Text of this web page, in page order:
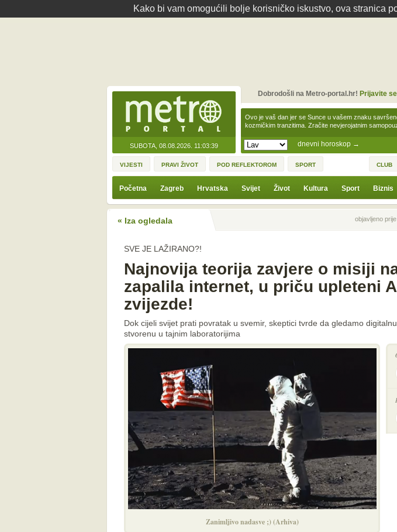
Kako bi vam omogućili bolje korisničko iskustvo, ova stranica
SUBOTA, 08.08.2026. 11:03:39 dnevni horoskop →
Ovo je vaš dan jer se Sunce u vašem znaku
kozmičkim tranzitima. Zračite nevjerojatnim
Dobrodošli na Metro-portal.hr! Prijavite se
VIJESTI PRAVI ŽIVOT POD REFLEKTOROM SPORT CLUB
Početna Zagreb Hrvatska Svijet Život Kultura Sport Biznis
« Iza ogledala Prethodna vijestobjavljeno
SVE JE LAŽIRANO?!
Najnovija teorija zavjere o misiji
zapalila internet, u priču upleteni
zvijezde!
Dok cijeli svijet prati povratak u svemir, skeptici tvrde da gledamo
stvorenu u tajnim laboratorijima
Zanimljivo nadasve ;) (Arhiva)